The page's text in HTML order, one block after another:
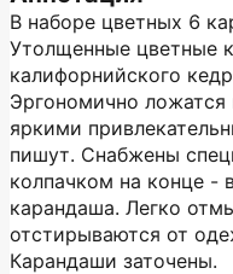
В наборе цветных 6
Утолщенные цветные
калифорнийского
Эргономично ложатся
яркими
пишут. Снабжены
колпачком на конце -
карандаша. Легко
отстирываются от
Карандаши заточены.